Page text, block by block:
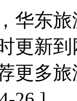
华东
更新
更多